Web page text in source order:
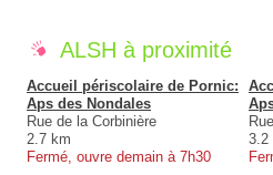
ALSH à proximité
Accueil périscolaire de Pornic:
Aps des Nondales
Rue de la Corbinière
2.7 km
Fermé, ouvre demain à 7h30
3.2